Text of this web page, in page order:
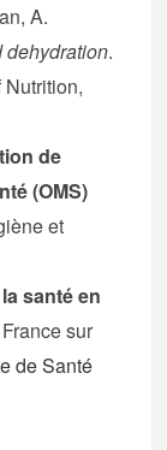
A.
dehydration.
de
(OMS)
et
santé en
sur
de Santé